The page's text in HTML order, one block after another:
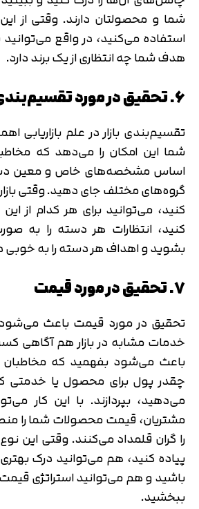
شما و محصولتان دارند. وقتی از
استفاده می‌کنید، در واقع
هدف شما چه انتظاری از یک برند دارد.
6. تحقیق در مورد تقسیم‌بندی بازار
تقسیم‌بندی بازار در علم بازاریابی
شما این امکان را می‌دهد که
اساس مشخصه‌های خاص و معین
گروه‌های مختلف جای دهید. وقتی
کنید، می‌توانید برای هر کدام از
کنید، انتظارات هر دسته را
بشوید و اهداف هر دسته را به خوبی
7. تحقیق در مورد قیمت
تحقیق در مورد قیمت باعث
خدمات مشابه در بازار هم آگاهی
باعث می‌شود بفهمید که
چقدر پول برای محصول یا خدمتی که
می‌دهید، بپردازند. با این کار
مشتریان، قیمت محصولات شما را
را گران قلمداد می‌کنند. وقتی این نوع
پیاده کنید، هم می‌توانید درک
باشید و هم می‌توانید استراتژی
ببخشید.